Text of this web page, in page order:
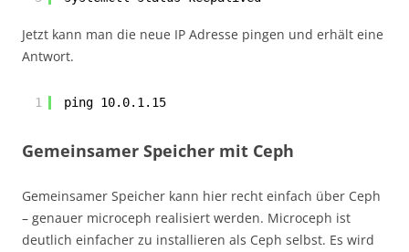
Jetzt kann man die neue IP Adresse pingen und erhält eine
Antwort.
1 ping 10.0.1.15
Gemeinsamer Speicher mit Ceph
Gemeinsamer Speicher kann hier recht einfach über Ceph
– genauer microceph realisiert werden. Microceph ist
deutlich einfacher zu installieren als Ceph selbst. Es wird